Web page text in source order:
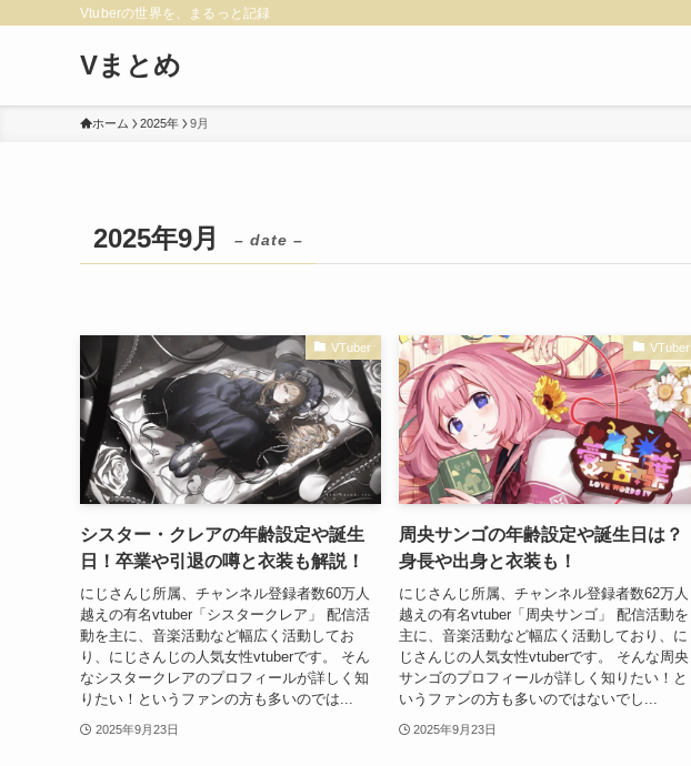
Vtuberの世界を、まるっと記録
Vまとめ
ホーム 2025年 9月
2025年9月 – date –
VTuber
シスター・クレアの年齢設定や誕生
日！卒業や引退の噂と衣装も解説！
にじさんじ所属、チャンネル登録者数60万人
越えの有名vtuber「シスタークレア」 配信活
動を主に、音楽活動など幅広く活動してお
り、にじさんじの人気女性vtuberです。 そん
なシスタークレアのプロフィールが詳しく知
りたい！というファンの方も多いのでは...
2025年9月23日
VTuber
周央サンゴの年齢設定や誕生日は？
身長や出身と衣装も！
にじさんじ所属、チャンネル登録者数62万人
越えの有名vtuber「周央サンゴ」 配信活動を
主に、音楽活動など幅広く活動しており、に
じさんじの人気女性vtuberです。 そんな周央
サンゴのプロフィールが詳しく知りたい！と
いうファンの方も多いのではないでし...
2025年9月23日